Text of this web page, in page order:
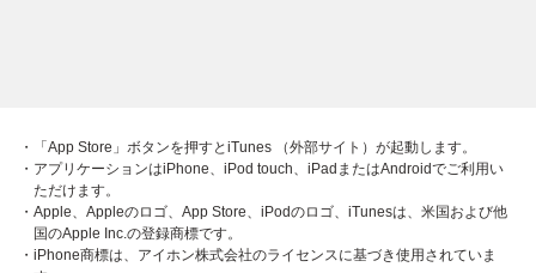
・「App Store」ボタンを押すとiTunes （外部サイト）が起動します。
・アプリケーションはiPhone、iPod touch、iPadまたはAndroidでご利用い
ただけます。
・Apple、Appleのロゴ、App Store、iPodのロゴ、iTunesは、米国および他
国のApple Inc.の登録商標です。
・iPhone商標は、アイホン株式会社のライセンスに基づき使用されていま